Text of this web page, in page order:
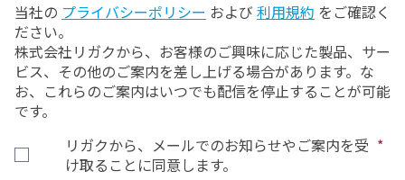
当社の プライバシーポリシー および 利用規約 をご確認く
ださい。
株式会社リガクから、お客様のご興味に応じた製品、サー
ビス、その他のご案内を差し上げる場合があります。な
お、これらのご案内はいつでも配信を停止することが可能
です。
リガクから、メールでのお知らせやご案内を受
け取ることに同意します。
*